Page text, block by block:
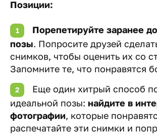
Позиции:
Порепетируйте заранее
позы. Попросите друзей
снимков, чтобы оценить их со
Запомните те, что понравятся
Еще один хитрый способ
идеальной позы: найдите в
фотографии, которые
распечатайте эти снимки и